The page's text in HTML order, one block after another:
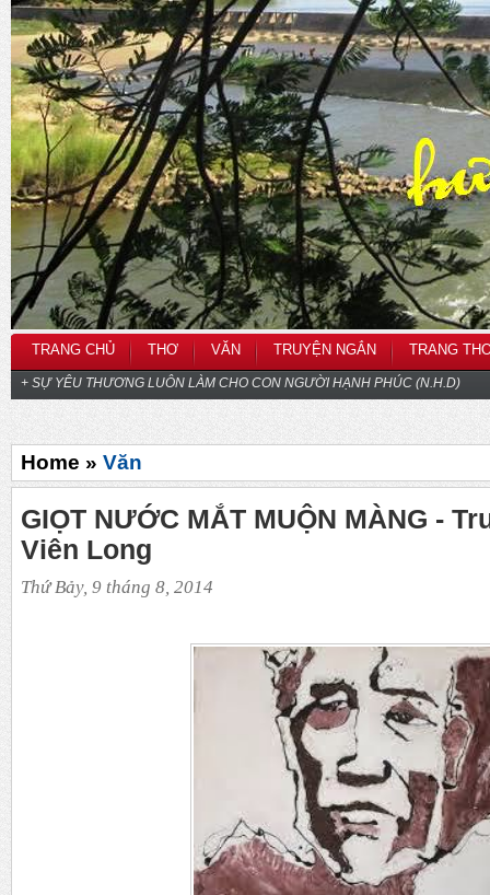
TRANG CHỦ THƠ VĂN TRUYỆN NGẮN TRANG
+ SỰ YÊU THƯƠNG LUÔN LÀM CHO CON NGƯỜI HẠNH PHÚC (N.H.D)
Home » Văn
GIỌT NƯỚC MẮT MUỘN MÀNG -
Viên Long
Thứ Bảy, 9 tháng 8, 2014